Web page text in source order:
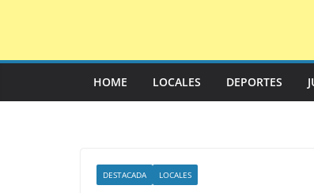
HOME LOCALES DEPORTES
DESTACADA LOCALES